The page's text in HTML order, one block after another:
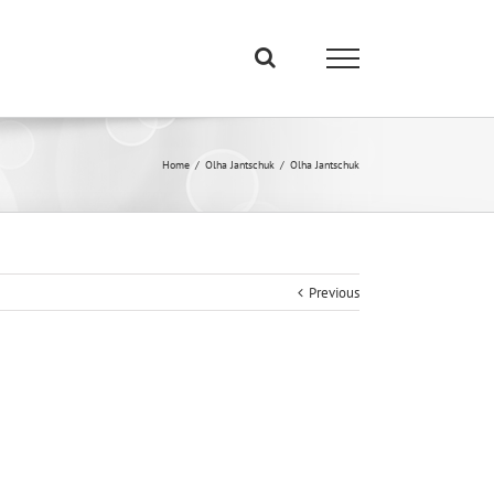
Home / Olha Jantschuk / Olha Jantschuk
Previous